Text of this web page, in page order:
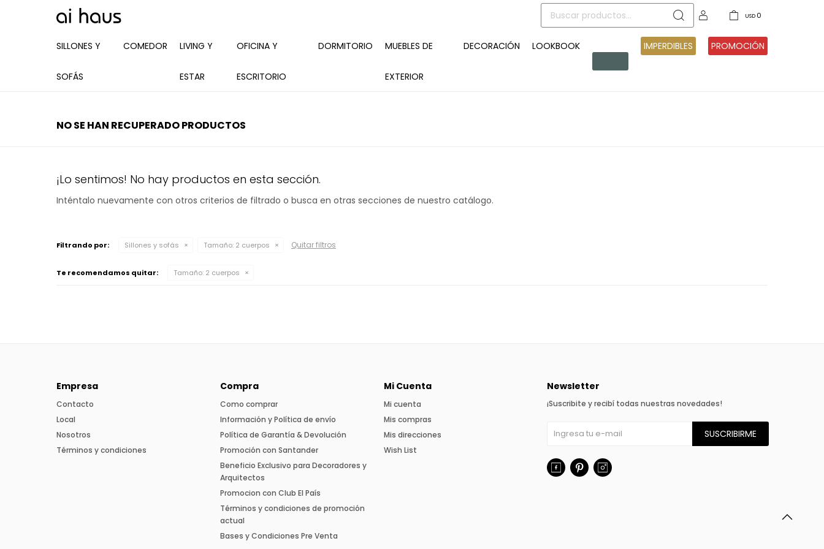
SILLONES Y
SOFÁS
COMEDOR LIVING Y
ESTAR
OFICINA Y
ESCRITORIO
DORMITORIO MUEBLES DE
EXTERIOR
DECORACIÓN LOOKBOOK IMPERDIBLES PROMOCIÓN
USD 0
NO SE HAN RECUPERADO PRODUCTOS
¡Lo sentimos! No hay productos en esta sección.
Inténtalo nuevamente con otros criterios de filtrado o busca en otras secciones de nuestro catálogo.
Filtrando por: Sillones y sofás Tamaño: 2 cuerpos Quitar filtros
Te recomendamos quitar: Tamaño: 2 cuerpos
Empresa
Contacto
Local
Nosotros
Términos y condiciones
Compra
Como comprar
Información y Política de envío
Política de Garantía & Devolución
Promoción con Santander
Beneficio Exclusivo para Decoradores y
Arquitectos
Promocion con Club El País
Términos y condiciones de promoción
actual
Bases y Condiciones Pre Venta
Mi Cuenta
Mi cuenta
Mis compras
Mis direcciones
Wish List
Newsletter
¡Suscribite y recibí todas nuestras novedades!
SUSCRIBIRME
  